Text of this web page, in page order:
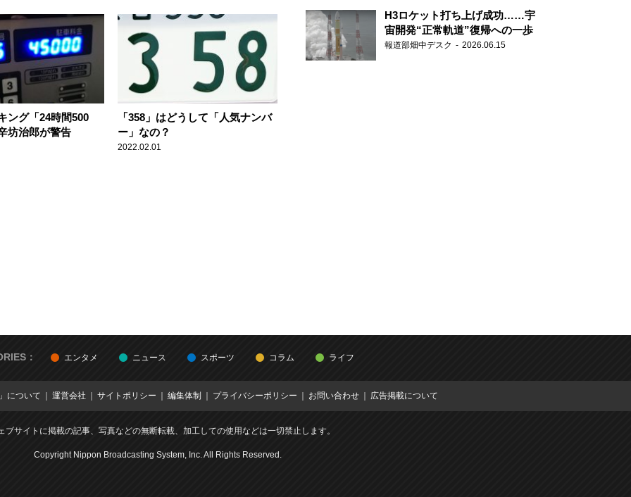
ング「24時間500
坊治郎が警告
「358」はどうして「人気ナンバ
ー」なの？
2022.02.01
H3ロケット打ち上げ成功……宇
宙開発“正常軌道”復帰への一歩
報道部畑中デスク 2026.06.15
： エンタメ ニュース スポーツ コラム ライフ
について 運営会社 サイトポリシー 編集体制 プライバシーポリシー お問い合わせ 広告掲載について
ブサイトに掲載の記事、写真などの無断転載、加工しての使用などは一切禁止します。
Copyright Nippon Broadcasting System, Inc. All Rights Reserved.